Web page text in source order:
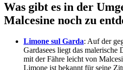
Was gibt es in der
Malcesine noch zu
Limone sul Garda: Auf der
Gardasees liegt das
mit der Fähre leicht von
Limone ist bekannt für seine